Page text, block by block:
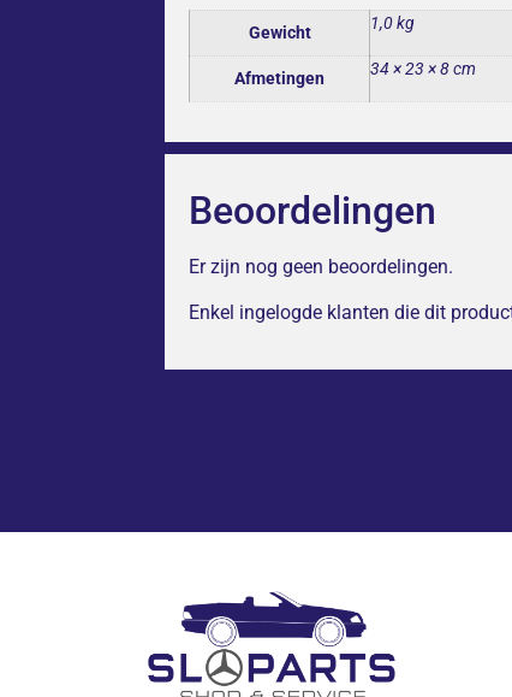
Gewicht 1,0 kg
Afmetingen 34 × 23 × 8 cm
Beoordelingen
Er zijn nog geen beoordelingen.
Enkel ingelogde klanten die dit